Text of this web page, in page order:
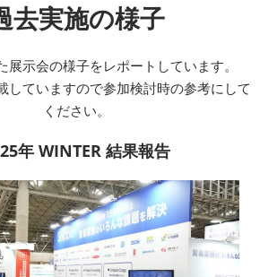
去実施の様子
展示会の様子をレポートしています。
していますので参加検討時の参考にして
ください。
年 WINTER 結果報告